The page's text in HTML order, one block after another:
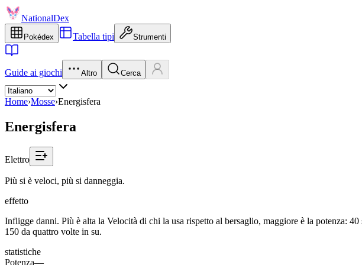
NationalDex
Pokédex Tabella tipi Strumenti
Guide ai giochi Altro Cerca
Home›Mosse›Energisfera
Energisfera
Elettro
Più si è veloci, più si danneggia.
effetto
Infligge danni. Più è alta la Velocità di chi la usa rispetto al bersaglio, maggiore è la potenza:
150 da quattro volte in su.
statistiche
Potenza—